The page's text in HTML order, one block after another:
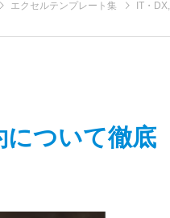
エクセルテンプレート集 IT・DX,
について徹底